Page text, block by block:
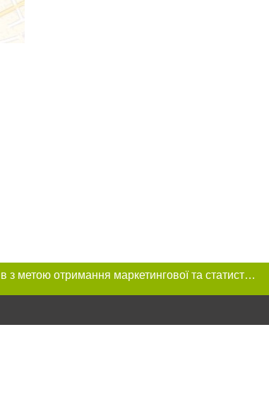
Цей сайт використовує «cookies». Також веб-сайт використовує інтернет-сервіс для збору технічних даних стосовно відвідувачів з метою отримання маркетингової та статистичної інформації. Умови обробки даних відвідувачів сайту див.